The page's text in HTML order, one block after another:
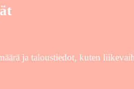
ja taloustiedot, kuten